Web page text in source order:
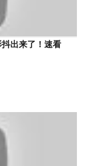
出来了！速看